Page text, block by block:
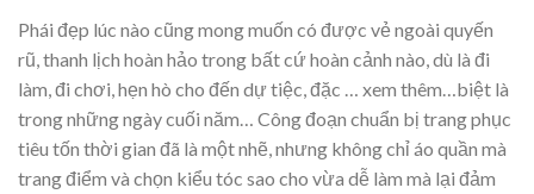
Phái đẹp lúc nào cũng mong muốn có được vẻ ngoài quyến
rũ, thanh lịch hoàn hảo trong bất cứ hoàn cảnh nào, dù là đi
làm, đi chơi, hẹn hò cho đến dự tiệc, đặc
… xem thêm… biệt là
trong những ngày cuối năm… Công đoạn chuẩn bị trang phục
tiêu tốn thời gian đã là một nhẽ, nhưng không chỉ áo quần mà
trang điểm và chọn kiểu tóc sao cho vừa dễ làm mà lại đảm